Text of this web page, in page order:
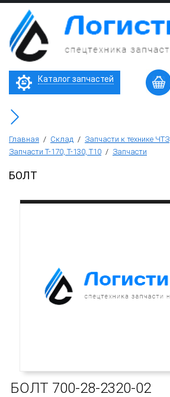
Бульдозер Б11
Каталог запчастей
Главная / Склад / Запчасти к технике ЧТЗ
Запчасти Т-170, Т-130, Т10 / Запчасти
БОЛТ
БОЛТ 700-28-2320-02
Запчасти
технике
ЧТЗ
Машины
Горячее
предложение